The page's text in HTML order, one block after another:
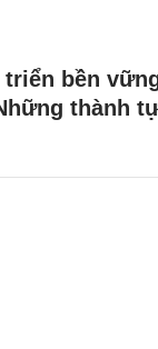
bền
thành